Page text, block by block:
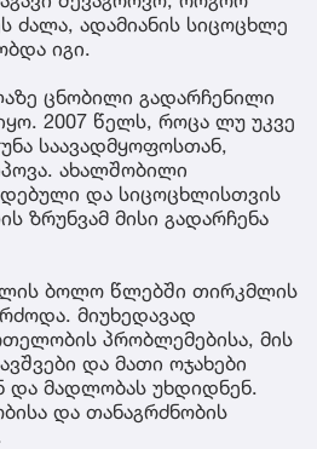
ძალა, ადამიანის სიცოცხლე
იგი.
ცნობილი გადარჩენილი
2007 წელს, როცა ლუ უკვე
საავადმყოფოსთან,
ახალშობილი
და სიცოცხლისთვის
ზრუნვამ მისი გადარჩენა
ბოლო წლებში თირკმლის
მიუხედავად
პრობლემებისა, მის
და მათი ოჯახები
და მადლობას უხდიდნენ.
და თანაგრძნობის